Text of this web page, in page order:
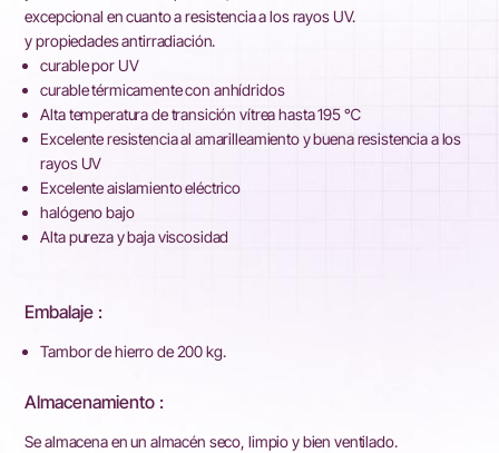
excepcional en cuanto a resistencia a los rayos UV.
y propiedades antirradiación.
curable por UV
curable térmicamente con anhídridos
Alta temperatura de transición vítrea hasta 195 ℃
Excelente resistencia al amarilleamiento y buena resistencia a los
rayos UV
Excelente aislamiento eléctrico
halógeno bajo
Alta pureza y baja viscosidad
Embalaje :
Tambor de hierro de 200 kg.
Almacenamiento :
Se almacena en un almacén seco, limpio y bien ventilado.